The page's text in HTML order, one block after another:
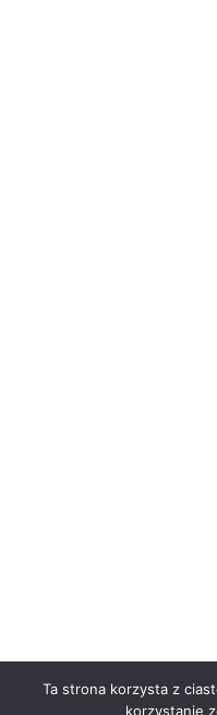
Ta strona korzysta z
korzystanie